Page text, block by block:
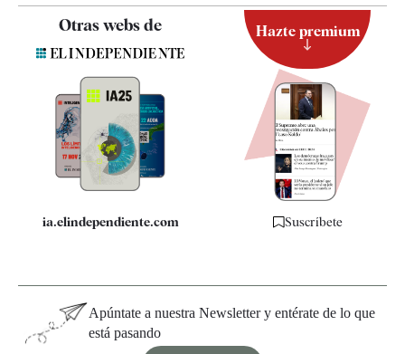
Contacto
Quiénes somos
Especificaciones
Otras webs de
ia.elindependiente.com
Hazte premium
Suscríbete
Apúntate a nuestra Newsletter y entérate de lo que
está pasando